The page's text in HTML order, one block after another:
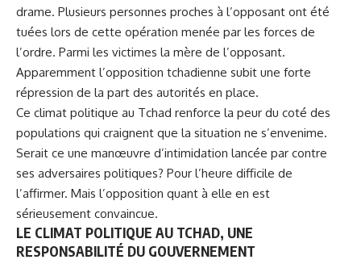
drame. Plusieurs personnes proches à l’opposant ont été
tuées lors de cette opération menée par les forces de
l’ordre. Parmi les victimes la mère de l’opposant.
Apparemment l’opposition tchadienne subit une forte
répression de la part des autorités en place.
Ce climat politique au Tchad renforce la peur du coté des
populations qui craignent que la situation ne s’envenime.
Serait ce une manœuvre d’intimidation lancée par contre
ses adversaires politiques? Pour l’heure difficile de
l’affirmer. Mais l’opposition quant à elle en est
sérieusement convaincue.
LE CLIMAT POLITIQUE AU TCHAD, UNE
RESPONSABILITÉ DU GOUVERNEMENT